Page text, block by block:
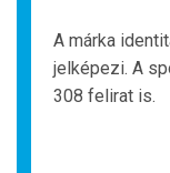
A márka
jelképezi. A
308 felirat is.